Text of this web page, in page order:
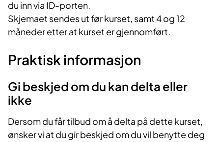
du inn via ID-porten.
Skjemaet sendes ut før kurset, samt 4 og 12
måneder etter at kurset er gjennomført.
Praktisk informasjon
Gi beskjed om du kan delta eller
ikke
Dersom du får tilbud om å delta på dette kurset,
ønsker vi at du gir beskjed om du vil benytte deg